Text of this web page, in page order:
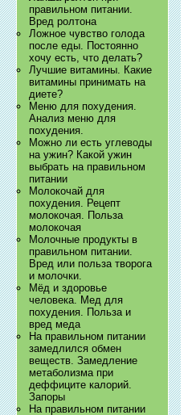
правильном питании.
Вред ролтона
Ложное чувство голода
после еды. Постоянно
хочу есть, что делать?
Лучшие витамины. Какие
витамины принимать на
диете?
Меню для похудения.
Анализ меню для
похудения.
Можно ли есть углеводы
на ужин? Какой ужин
выбрать на правильном
питании
Молокочай для
похудения. Рецепт
молокочая. Польза
молокочая
Молочные продукты в
правильном питании.
Вред или польза творога
и молочки.
Мёд и здоровье
человека. Мед для
похудения. Польза и
вред меда
На правильном питании
замедлился обмен
веществ. Замедление
метаболизма при
деффиците калорий.
Запоры
На правильном питании